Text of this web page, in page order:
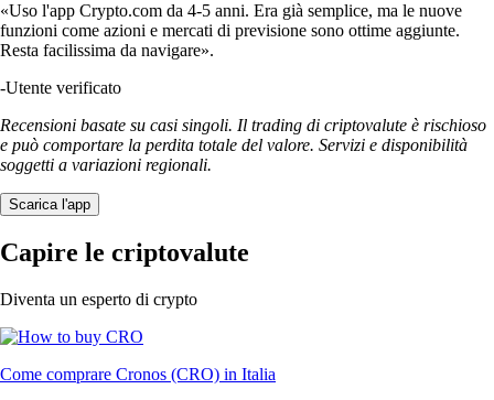
«Uso l'app Crypto.com da 4-5 anni. Era già semplice, ma le nuove
funzioni come azioni e mercati di previsione sono ottime aggiunte.
Resta facilissima da navigare».
-Utente verificato
Recensioni basate su casi singoli. Il trading di criptovalute è rischioso
e può comportare la perdita totale del valore. Servizi e disponibilità
soggetti a variazioni regionali.
Scarica l'app
Capire le criptovalute
Diventa un esperto di crypto
Come comprare Cronos (CRO) in Italia